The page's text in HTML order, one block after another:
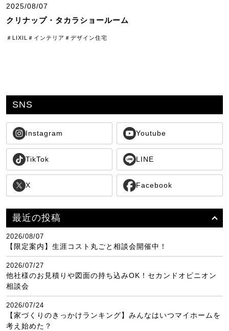
2025/08/07
クリナップ・タカラショールーム
＃LIXIL ＃インテリア ＃デザイン住宅
最近の投稿
2026/08/07
【限定案内】生涯コスト丸ごと相談会開催中！
2026/07/27
他社様のお見積りや図面の持ち込みOK！セカンドオピニオン
相談会
2026/07/24
【家づくりのきっかけランキング】みんなはいつマイホームを
考え始めた？
SNS
Instagram Youtube
TikTok LINE
X Facebook